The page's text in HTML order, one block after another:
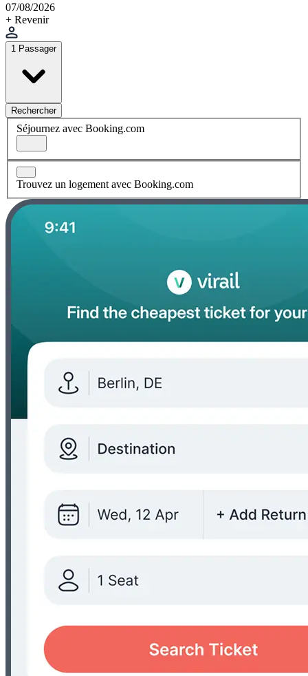
07/08/2026
+ Revenir
1 Passager
Rechercher
Séjournez avec Booking.com
Trouvez un logement avec Booking.com